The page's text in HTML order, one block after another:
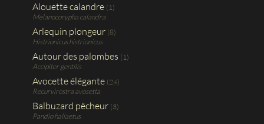
Alouette calandre (1)
Melanocorypha calandra
Arlequin plongeur (8)
Histrionicus histrionicus
Autour des palombes (1)
Accipiter gentilis
Avocette élégante (24)
Recurvirostra avosetta
Balbuzard pêcheur (3)
Pandio haliaetus